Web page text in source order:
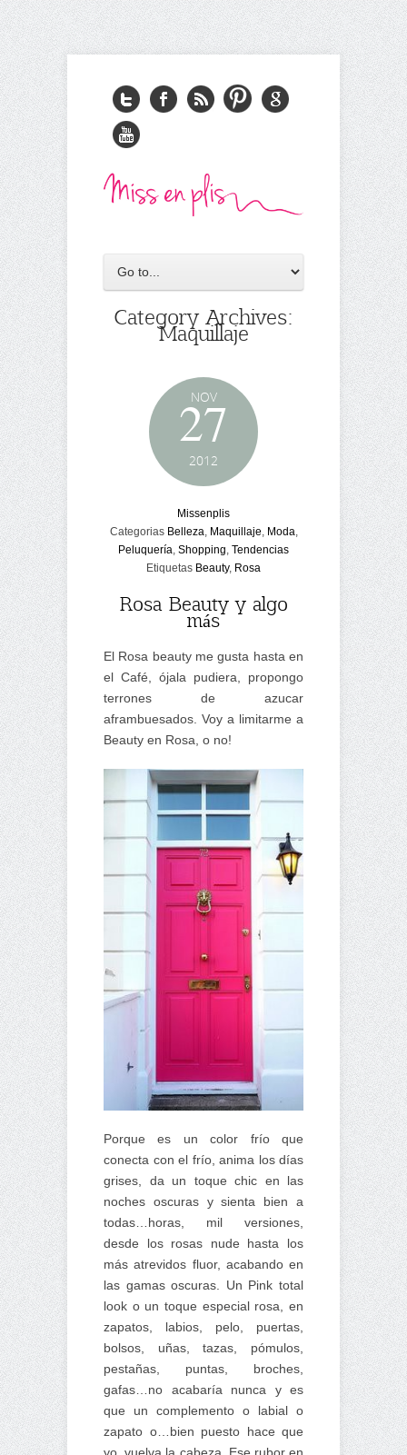
Category Archives:
Maquillaje
NOV
27
2012
Missenplis
Categorias Belleza, Maquillaje, Moda,
Peluquería, Shopping, Tendencias
Etiquetas Beauty, Rosa
Rosa Beauty y algo
más
El Rosa beauty me gusta hasta en
el Café, ójala pudiera, propongo
terrones de azucar
aframbuesados. Voy a limitarme a
Beauty en Rosa, o no!
Porque es un color frío que
conecta con el frío, anima los días
grises, da un toque chic en las
noches oscuras y sienta bien a
todas…horas, mil versiones,
desde los rosas nude hasta los
más atrevidos fluor, acabando en
las gamas oscuras. Un Pink total
look o un toque especial rosa, en
zapatos, labios, pelo, puertas,
bolsos, uñas, tazas, pómulos,
pestañas, puntas, broches,
gafas…no acabaría nunca y es
que un complemento o labial o
zapato o…bien puesto hace que